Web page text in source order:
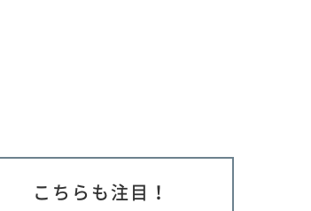
こちらも注目！